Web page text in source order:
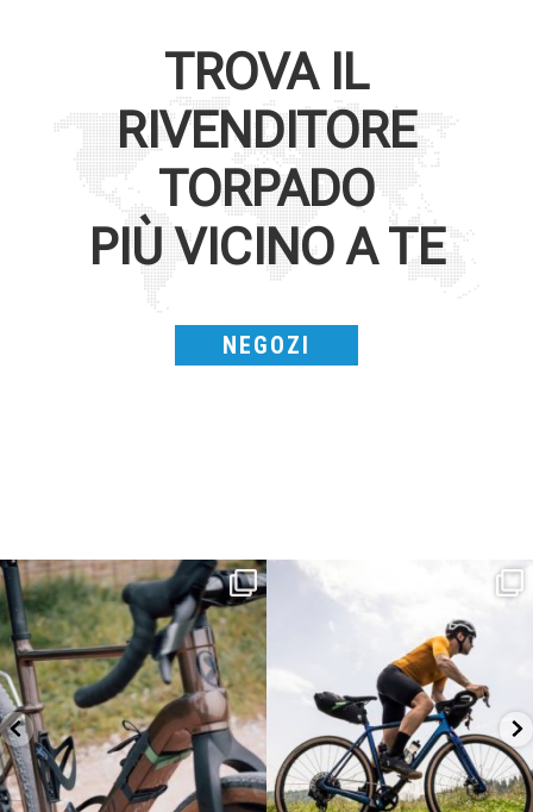
TROVA IL
RIVENDITORE
TORPADO
PIÙ VICINO A TE
NEGOZI
Kepler R è la gravel pensata per affrontare
lunghe...
26 0
Parte dalla strada, continua sulla ghiaia,
2